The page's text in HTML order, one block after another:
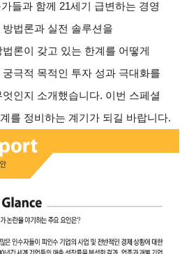
들과 함께 21세기 급변하는 경영
법론과 실전 솔루션을
론이 갖고 있는 한계를 어떻게
극적 목적인 투자 성과 극대화를
인지 소개했습니다. 이번 스페셜
를 정비하는 계기가 되길 바랍니다.